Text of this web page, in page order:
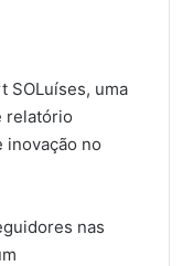
SOLuíses, uma
relatório
inovação no
nas